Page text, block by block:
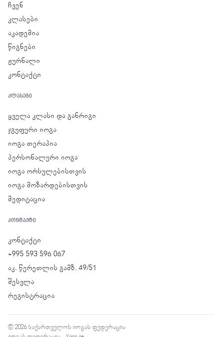
ჩვენ
კლასები
აკადემია
წიგნები
ჟურნალი
კონტაქტი
ᲙᲚᲐᲡᲔᲑᲘ
ყველა კლასი და განრიგი
ჯგუფური იოგა
იოგა თერაპია
პერსონალური იოგა
იოგა ორსულებისთვის
იოგა მოზარდებისთვის
მედიტაცია
ᲙᲝᲜᲢᲐᲥᲢᲘ
კონტაქტი
+995 593 596 067
აკ. წერეთლის გამზ. 49/51
შესვლა
რეგისტრაცია
© 2026 საქართველოს იოგას ფედერაცია